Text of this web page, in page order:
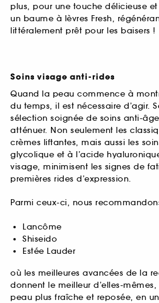
plus, pour une touche délicieuse
un baume à lèvres Fresh,
littéralement prêt pour les baisers !
Soins visage anti-rides
Quand la peau commence à
du temps, il est nécessaire d’agir.
sélection soignée de soins anti-
atténuer. Non seulement les
crèmes liftantes, mais aussi les
glycolique et à l’acide
visage, minimisent les signes de
premières rides d’expression.
Parmi ceux-ci, nous
Lancôme
Shiseido
Estée Lauder
où les meilleures avancées de la
donnent le meilleur d’elles-
peau plus fraîche et reposée, en